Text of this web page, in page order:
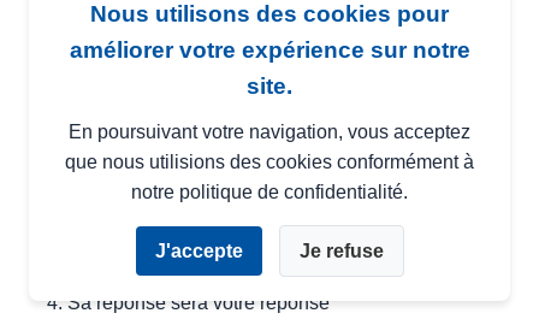
Nous utilisons des cookies pour
améliorer votre expérience sur notre
site.
En poursuivant votre navigation, vous acceptez
que nous utilisions des cookies conformément à
notre politique de confidentialité.
J'accepte Je refuse
Vous ne prendrez pas de decision sur la base d'un
article. C'est normal. Voici ce que nous suggerons.
Testez les deux plateformes avec le meme profil
candidat
Faites lire les deux rapports a un manager
operationnel sans contexte
Demandez-lui lequel l'aide le plus a preparer son
Sa reponse sera votre reponse